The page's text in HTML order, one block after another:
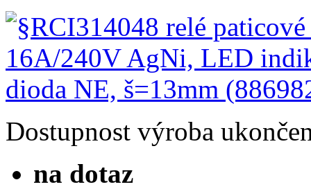
Dostupnost výroba
na dotaz